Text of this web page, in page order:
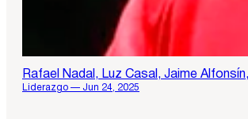
Rafael Nadal, Luz Casal, Jaime
Liderazgo — Jun 24, 2025